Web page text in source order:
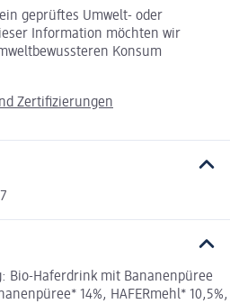
geprüftes Umwelt- oder
Information möchten wir
Konsum
Zertifizierungen
Bio-Haferdrink mit Bananenpüree
14%, HAFERmehl* 10,5%,